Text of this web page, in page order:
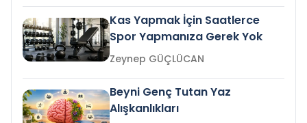
Kas Yapmak İçin Saatlerce
Spor Yapmanıza Gerek Yok
Zeynep GÜÇLÜCAN
Beyni Genç Tutan Yaz
Alışkanlıkları